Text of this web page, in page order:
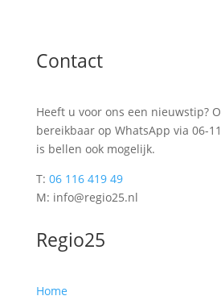
Contact
Heeft u voor ons een nieuwstip?
bereikbaar op WhatsApp via 06-
is bellen ook mogelijk.
T: 06 116 419 49
M: info@regio25.nl
Regio25
Home